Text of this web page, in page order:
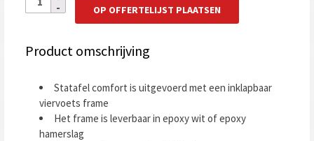
OP OFFERTELIJST PLAATSEN
Product omschrijving
Statafel comfort is uitgevoerd met een inklapbaar
viervoets frame
Het frame is leverbaar in epoxy wit of epoxy
hamerslag